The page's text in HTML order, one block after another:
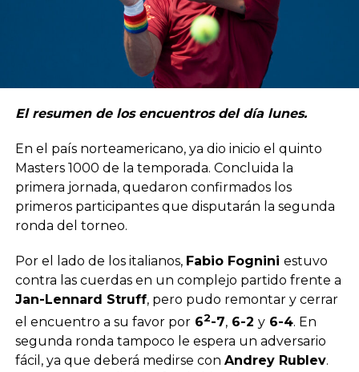
El resumen de los encuentros del día lunes.
En el país norteamericano, ya dio inicio el quinto
Masters 1000 de la temporada. Concluida la
primera jornada, quedaron confirmados los
primeros participantes que disputarán la segunda
ronda del torneo.
Por el lado de los italianos, Fabio Fognini estuvo
contra las cuerdas en un complejo partido frente a
Jan-Lennard Struff, pero pudo remontar y cerrar
el encuentro a su favor por62-7,6-2 y6-4. En
segunda ronda tampoco le espera un adversario
fácil, ya que deberá medirse con Andrey Rublev.